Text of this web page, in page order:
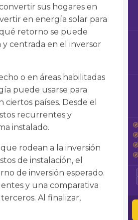
sus hogares en
en energía solar para
qué retorno se puede
y centrada en el inversor
o en áreas habilitadas
puede usarse para
países. Desde el
recurrentes y
instalado.
rodean a la inversión
de instalación, el
de inversión esperado.
y una comparativa
Al finalizar,
✓
✓
✓
✓